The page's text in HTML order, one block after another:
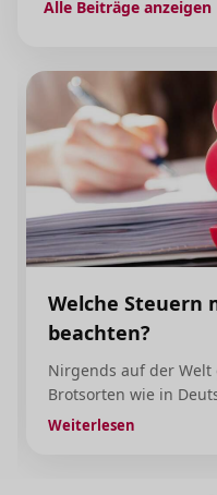
Alle Beiträge anzeigen
Welche Steuern
beachten?
Nirgends auf der Welt
Brotsorten wie in
verschiedene Steuern.
Weiterlesen